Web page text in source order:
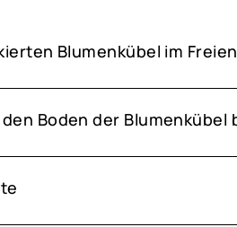
Blumenkübel im
Boden der Blumenkübel